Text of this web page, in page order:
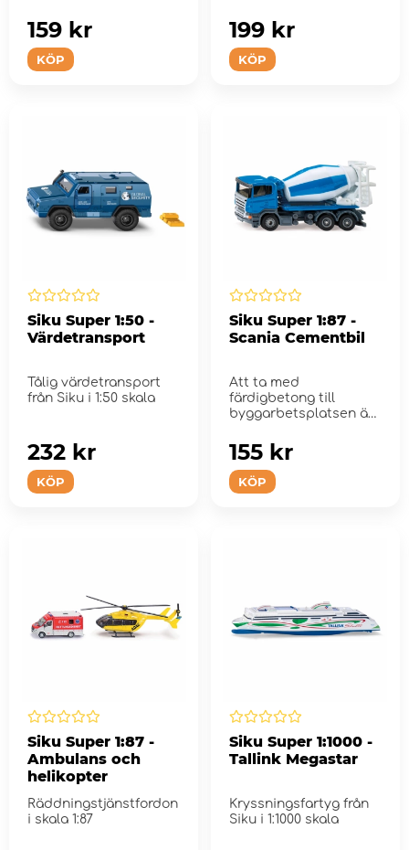
KÖP
159 kr
KÖP
199 kr
Siku Super 1:50 -
Värdetransport
Tålig värdetransport
från Siku i 1:50 skala
KÖP
232 kr
Siku Super 1:87 -
Scania Cementbil
Att ta med
färdigbetong till
byggarbetsplatsen är
uppgift
KÖP
155 kr
Siku Super 1:87 -
Ambulans och
helikopter
Räddningstjänstfordon
i skala 1:87
Siku Super 1:1000 -
Tallink Megastar
Kryssningsfartyg från
Siku i 1:1000 skala